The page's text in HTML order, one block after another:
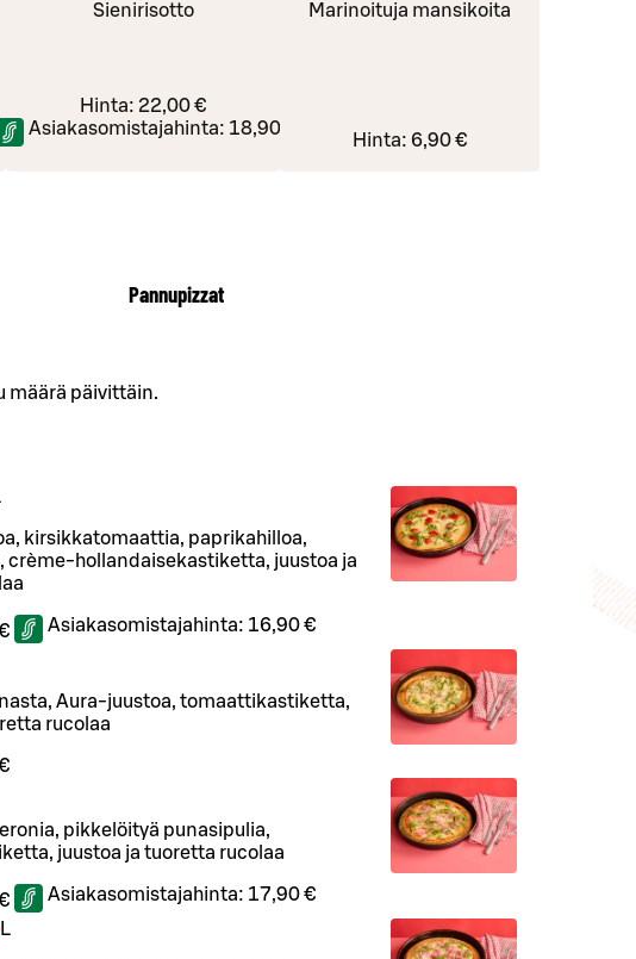
€
Sienirisotto
Hinta: 22,00 €
Asiakasomistajahinta: 18,90 €
Marinoituja mansikoita
Hinta: 6,90 €
Pannupizzat
määrä päivittäin.
kirsikkatomaattia, paprikahilloa,
crème-hollandaisekastiketta, juustoa ja
Asiakasomistajahinta: 16,90 €
Aura-juustoa, tomaattikastiketta,
rucolaa
pikkelöityä punasipulia,
juustoa ja tuoretta rucolaa
Asiakasomistajahinta: 17,90 €
L